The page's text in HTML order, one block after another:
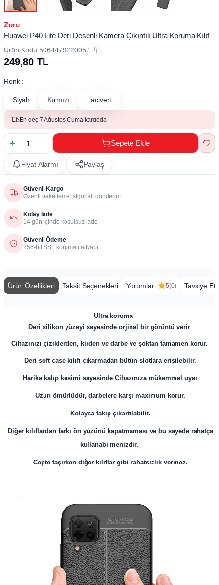
Zore
Huawei P40 Lite Deri Desenli Kamera Çıkıntılı Ultra Koruma Kılıf
Ürün Kodu:5064479220057
249,80 TL
Renk :
Siyah Kırmızı Lacivert
En geç 7 Ağustos Cuma kargoda
Sepete Ekle
Fiyat Alarmı Paylaş
Güvenli Kargo
Özenli paketleme, sigortalı gönderim
Kolay İade
14 gün içinde koşulsuz iade
Güvenli Ödeme
256-bit SSL korumalı altyapı
Ürün Özellikleri Taksit Seçenekleri Yorumlar 5(0) Tavsiye Et
Ultra koruma
Deri silikon yüzeyi sayesinde orjinal bir görüntü verir
Cihazınızı çiziklerden, kirden ve darbe ve şoktan tamamen korur.
Deri soft case kılıfı çıkarmadan bütün slotlara erişilebilir.
Harika kalıp kesimi sayesinde Cihazınıza mükemmel uyar
Uzun ömürlüdür, darbelere karşı maximum korur.
Kolayca takıp çıkartılabilir.
Diğer kılıflardan farkı ön yüzünü kapatmaması ve bu sayede rahatça
kullanabilmenizdir.
Cepte taşırken diğer kılıflar gibi rahatsızlık vermez.